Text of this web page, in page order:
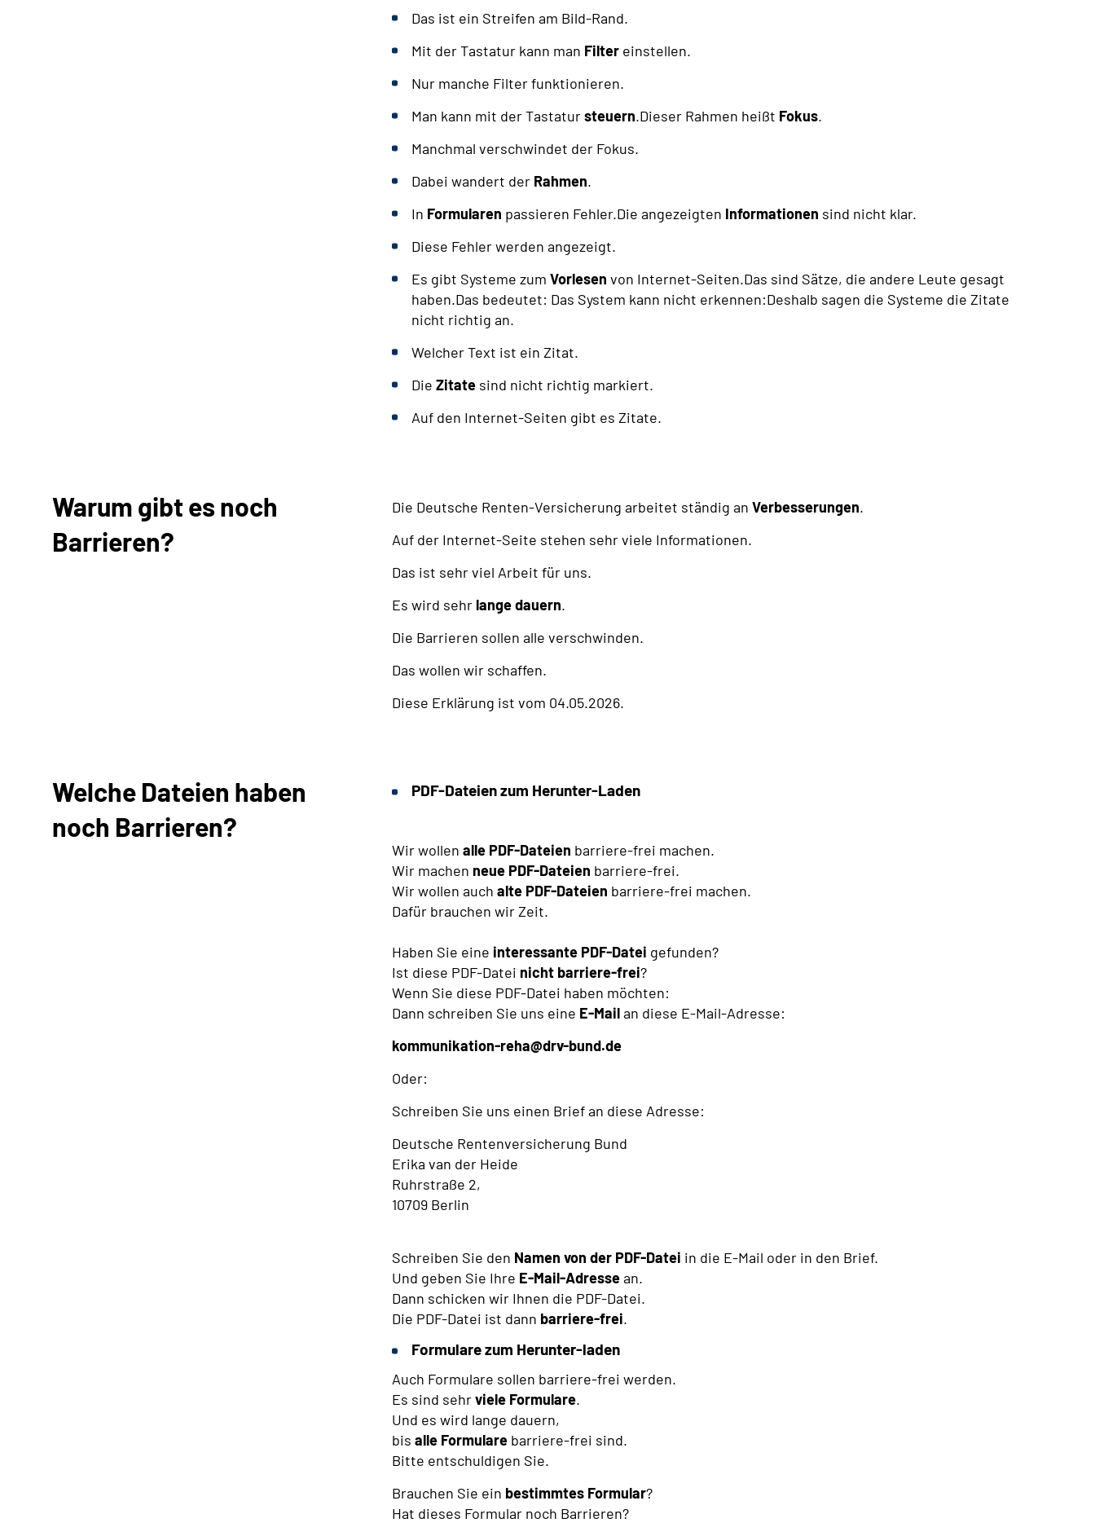
Das ist ein Streifen am Bild-Rand.
Mit der Tastatur kann man Filter einstellen.
Nur manche Filter funktionieren.
Man kann mit der Tastatursteuern.Dieser Rahmen heißt Fokus.
Manchmal verschwindet der Fokus.
Dabei wandert der Rahmen.
In Formularen passieren Fehler.Die angezeigten Informationen sind nicht klar.
Diese Fehler werden angezeigt.
Es gibt Systeme zum Vorlesen von Internet-Seiten.Das sind Sätze, die andere Leute gesagt
haben.Das bedeutet: Das System kann nicht erkennen:Deshalb sagen die Systeme die Zitate
nicht richtig an.
Welcher Text ist ein Zitat.
Die Zitate sind nicht richtig markiert.
Auf den Internet-Seiten gibt es Zitate.
Warum gibt es noch
Barrieren?
Die Deutsche Renten-Versicherung arbeitet ständig an Verbesserungen.
Auf der Internet-Seite stehen sehr viele Informationen.
Das ist sehr viel Arbeit für uns.
Es wird sehr lange dauern.
Die Barrieren sollen alle verschwinden.
Das wollen wir schaffen.
Diese Erklärung ist vom 04.05.2026.
Welche Dateien haben
noch Barrieren?
PDF-Dateien zum Herunter-Laden
Wir wollen alle PDF-Dateien barriere-frei machen.
Wir machen neue PDF-Dateien barriere-frei.
Wir wollen auch alte PDF-Dateien barriere-frei machen.
Dafür brauchen wir Zeit.
Haben Sie eine interessante PDF-Datei gefunden?
Ist diese PDF-Datei nicht barriere-frei?
Wenn Sie diese PDF-Datei haben möchten:
Dann schreiben Sie uns eine E-Mailan diese E-Mail-Adresse:
kommunikation-reha@drv-bund.de
Oder:
Schreiben Sie uns einen Brief an diese Adresse:
Deutsche Rentenversicherung Bund
Erika van der Heide
Ruhrstraße 2,
10709 Berlin
Schreiben Sie den Namen von der PDF-Datei in die E-Mail oder in den Brief.
Und geben Sie Ihre E-Mail-Adressean.
Dann schicken wir Ihnen die PDF-Datei.
Die PDF-Datei ist dann barriere-frei.
Formulare zum Herunter-laden
Auch Formulare sollen barriere-frei werden.
Es sind sehrviele Formulare.
Und es wird lange dauern,
bis alle Formulare barriere-frei sind.
Bitte entschuldigen Sie.
Brauchen Sie ein bestimmtes Formular?
Hat dieses Formular noch Barrieren?